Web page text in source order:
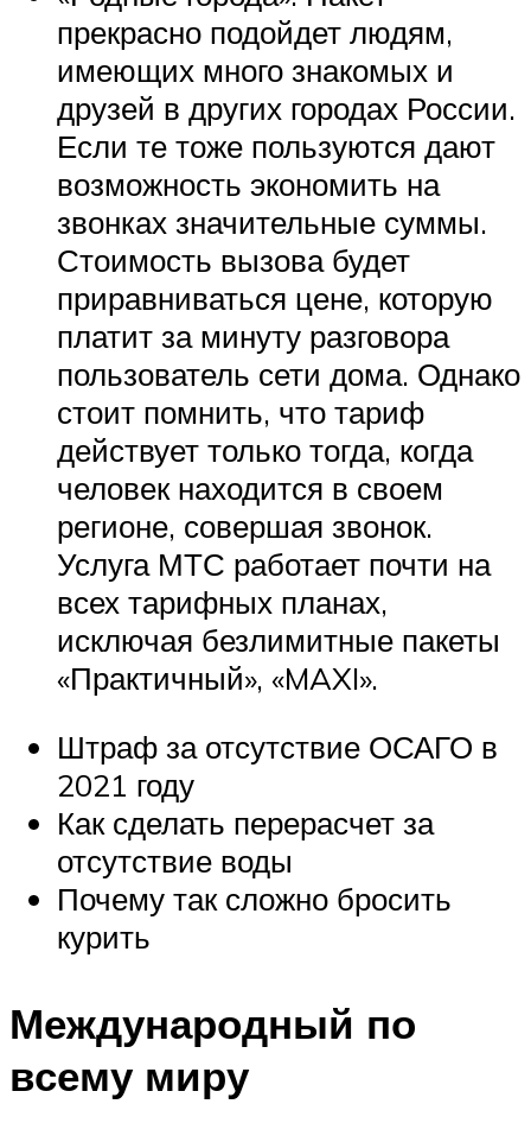
прекрасно подойдет людям,
имеющих много знакомых и
друзей в других городах России.
Если те тоже пользуются дают
возможность экономить на
звонках значительные суммы.
Стоимость вызова будет
приравниваться цене, которую
платит за минуту разговора
пользователь сети дома. Однако
стоит помнить, что тариф
действует только тогда, когда
человек находится в своем
регионе, совершая звонок.
Услуга МТС работает почти на
всех тарифных планах,
исключая безлимитные пакеты
«Практичный», «MAXI».
Штраф за отсутствие ОСАГО в
2021 году
Как сделать перерасчет за
отсутствие воды
Почему так сложно бросить
курить
Международный по
всему миру